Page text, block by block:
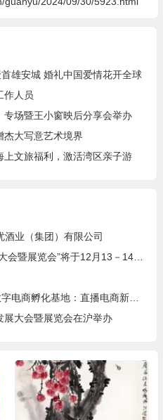
雄安城 婚礼中国爱情花开全球
作人员
场暨王小窗映后分享会举办
杰大写意艺术境界
文旅福利，激活湾区亲子游
业（集团）有限公司
览会”将于12月13－14日在沪举行
地：直播电商新引擎，预计年产值达5亿
大会暨展览会在沪举办